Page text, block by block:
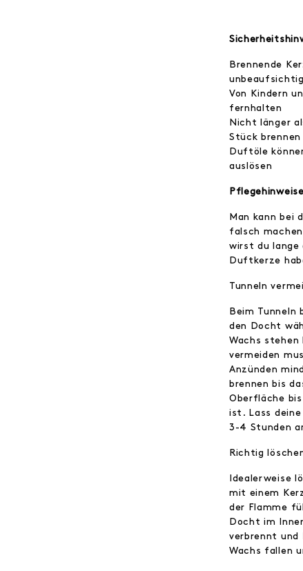
Brennende
Von Kindern
fernhalten
Nicht länger
Stück brennen
Duftöle
auslösen
Man kann bei
falsch
wirst du lange
Duftkerze
Tunneln
Beim Tunneln
den Docht
Wachs stehen
vermeiden
Anzünden
brennen bis
Oberfläche
ist. Lass
3-4 Stunden
Richtig
Idealerweise
mit einem
der Flamme
Docht im
verbrennt und
Wachs fallen